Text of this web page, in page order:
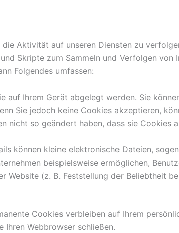
Aktivität auf unseren Diensten zu
Skripte zum Sammeln und Verfolgen
Folgendes umfassen:
auf Ihrem Gerät abgelegt werden. Sie
Sie jedoch keine Cookies akzeptieren,
nicht so geändert haben, dass sie Cookies
können kleine elektronische Dateien,
beispielsweise ermöglichen,
Website (z. B. Feststellung der Beliebtheit
Cookies verbleiben auf Ihrem
Ihren Webbrowser schließen.